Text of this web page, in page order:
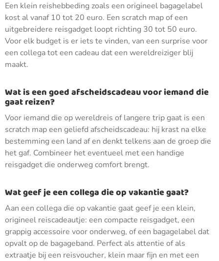
Een klein reishebbeding zoals een origineel bagagelabel
kost al vanaf 10 tot 20 euro. Een scratch map of een
uitgebreidere reisgadget loopt richting 30 tot 50 euro.
Voor elk budget is er iets te vinden, van een surprise voor
een collega tot een cadeau dat een wereldreiziger blij
maakt.
Wat is een goed afscheidscadeau voor iemand die
gaat reizen?
Voor iemand die op wereldreis of langere trip gaat is een
scratch map een geliefd afscheidscadeau: hij krast na elke
bestemming een land af en denkt telkens aan de groep die
het gaf. Combineer het eventueel met een handige
reisgadget die onderweg comfort brengt.
Wat geef je een collega die op vakantie gaat?
Aan een collega die op vakantie gaat geef je een klein,
origineel reiscadeautje: een compacte reisgadget, een
grappig accessoire voor onderweg, of een bagagelabel dat
opvalt op de bagageband. Perfect als attentie of als
extraatje bij een reisvoucher, klein maar fijn en met een